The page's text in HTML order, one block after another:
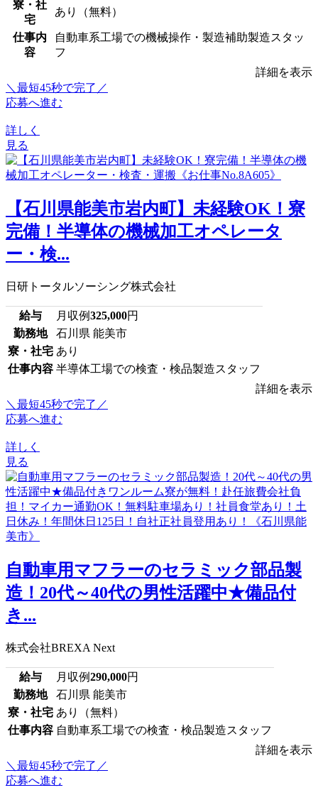
寮・社
宅
あり（無料）
仕事内
容
自動車系工場での機械操作・製造補助製造スタッ
フ
詳細を表示
＼最短45秒で完了／
応募へ進む
詳しく
見る
【石川県能美市岩内町】未経験OK！寮
完備！半導体の機械加工オペレータ
ー・検...
日研トータルソーシング株式会社
給与 月収例325,000円
勤務地
石川県 能美市
寮・社宅 あり
仕事内容 半導体工場での検査・検品製造スタッフ
詳細を表示
＼最短45秒で完了／
応募へ進む
詳しく
見る
自動車用マフラーのセラミック部品製
造！20代～40代の男性活躍中★備品付
き...
株式会社BREXA Next
給与 月収例290,000円
勤務地
石川県 能美市
寮・社宅 あり（無料）
仕事内容 自動車系工場での検査・検品製造スタッフ
詳細を表示
＼最短45秒で完了／
応募へ進む